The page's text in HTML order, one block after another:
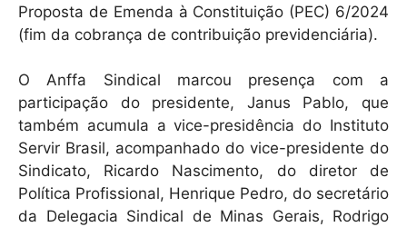
Proposta de Emenda à Constituição (PEC) 6/2024
(fim da cobrança de contribuição previdenciária).
O Anffa Sindical marcou presença com a
participação do presidente, Janus Pablo, que
também acumula a vice-presidência do Instituto
Servir Brasil, acompanhado do vice-presidente do
Sindicato, Ricardo Nascimento, do diretor de
Política Profissional, Henrique Pedro, do secretário
da Delegacia Sindical de Minas Gerais, Rodrigo